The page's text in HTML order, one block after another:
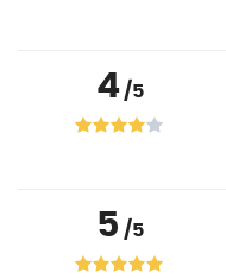
4/5
5 /5